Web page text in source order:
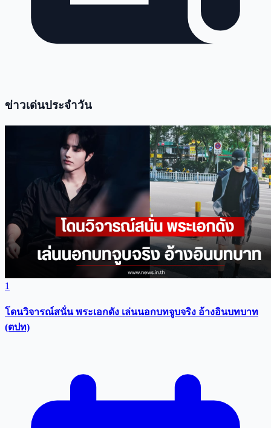
ข่าวเด่นประจำวัน
1
โดนวิจารณ์สนั่น พระเอกดัง เล่นนอกบทจูบจริง อ้างอินบทบาท
(ตปท)